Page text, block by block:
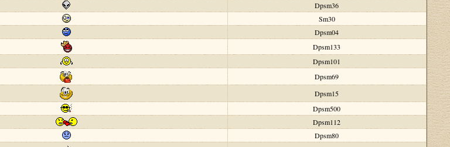
Dpsm36
Sm30
Dpsm04
Dpsm133
Dpsm101
Dpsm69
Dpsm15
Dpsm500
Dpsm112
Dpsm80